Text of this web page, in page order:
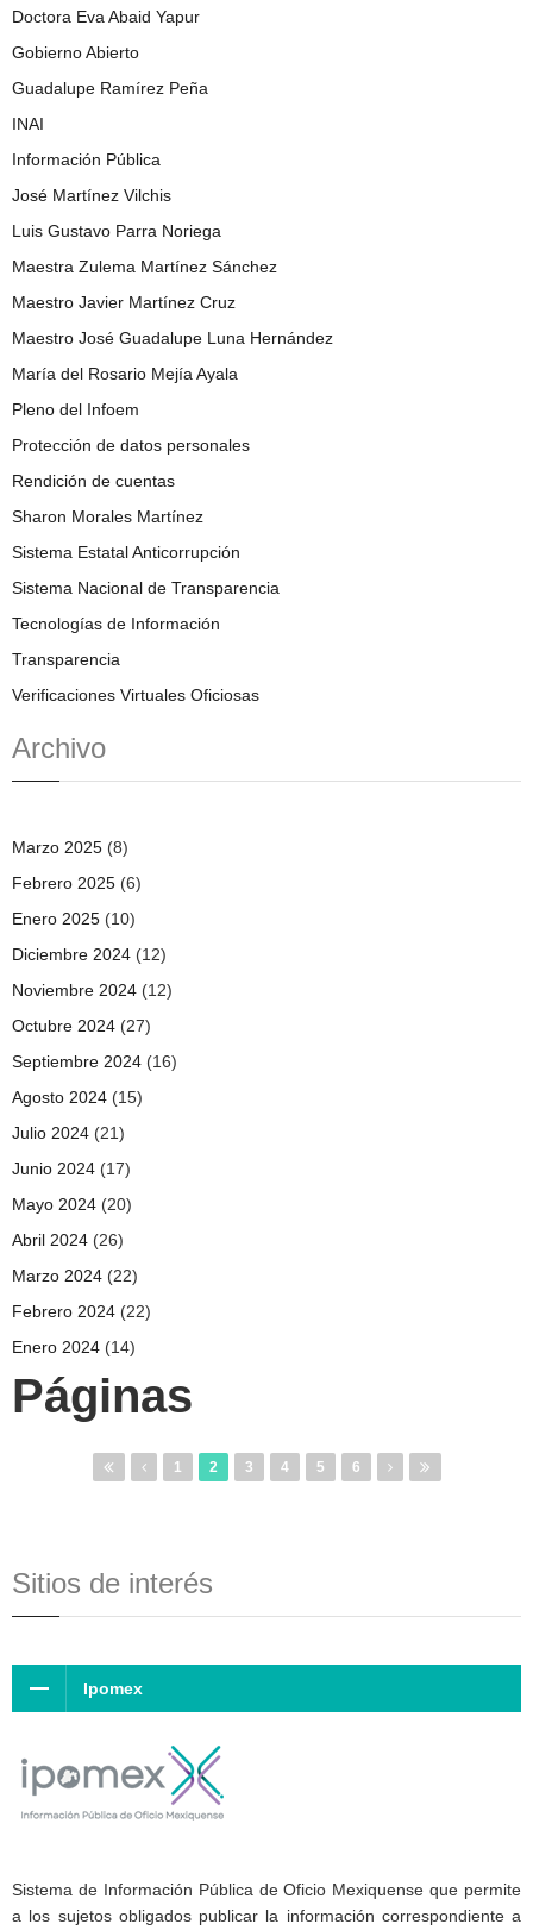
Doctora Eva Abaid Yapur
Gobierno Abierto
Guadalupe Ramírez Peña
INAI
Información Pública
José Martínez Vilchis
Luis Gustavo Parra Noriega
Maestra Zulema Martínez Sánchez
Maestro Javier Martínez Cruz
Maestro José Guadalupe Luna Hernández
María del Rosario Mejía Ayala
Pleno del Infoem
Protección de datos personales
Rendición de cuentas
Sharon Morales Martínez
Sistema Estatal Anticorrupción
Sistema Nacional de Transparencia
Tecnologías de Información
Transparencia
Verificaciones Virtuales Oficiosas
Archivo
Marzo 2025 (8)
Febrero 2025 (6)
Enero 2025 (10)
Diciembre 2024 (12)
Noviembre 2024 (12)
Octubre 2024 (27)
Septiembre 2024 (16)
Agosto 2024 (15)
Julio 2024 (21)
Junio 2024 (17)
Mayo 2024 (20)
Abril 2024 (26)
Marzo 2024 (22)
Febrero 2024 (22)
Enero 2024 (14)
Páginas
1 2 3 4 5 6
Sitios de interés
Ipomex
Sistema de Información Pública de Oficio Mexiquense que permite
a los sujetos obligados publicar la información correspondiente a